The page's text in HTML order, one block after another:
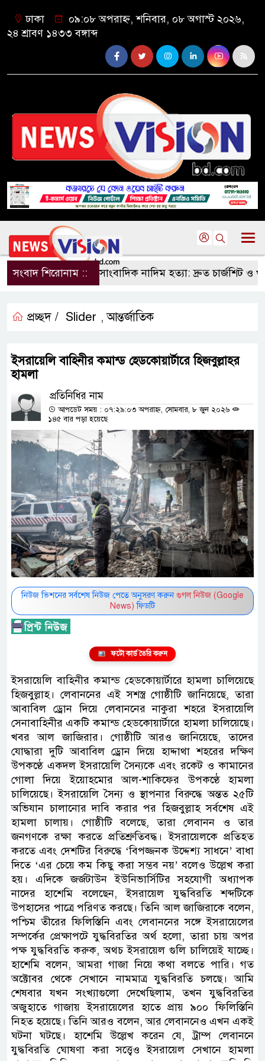
ঢাকা
০৯:০৮ অপরাহ্ন, শনিবার, ০৮ অগাস্ট ২০২৬,
২৪ শ্রাবণ ১৪৩৩ বঙ্গাব্দ
সংবাদ শিরোনাম ::সাংবাদিক নাদিম হত্যা: দ্রুত চার্জশিট ও
প্রচ্ছদ / Slider ,আন্তর্জাতিক
ইসরায়েলি বাহিনীর কমান্ড হেডকোয়ার্টারে হিজবুল্লাহর
হামলা
প্রতিনিধির নাম
আপডেট সময় : ০৭:২৯:০৩ অপরাহ্ন, সোমবার, ৮ জুন ২০২৬
১৪৫ বার পড়া হয়েছে
নিউজ ভিশনের সর্বশেষ নিউজ পেতে অনুসরণ করুন গুগল নিউজ (Google
News) ফিডটি
ফটো কার্ড তৈরি করুন
ইসরায়েলি বাহিনীর কমান্ড হেডকোয়ার্টারে হামলা চালিয়েছে
হিজবুল্লাহ। লেবাননের এই সশস্ত্র গোষ্ঠীটি জানিয়েছে, তারা
আবাবিল ড্রোন দিয়ে লেবাননের নাকুরা শহরে ইসরায়েলি
সেনাবাহিনীর একটি কমান্ড হেডকোয়ার্টারে হামলা চালিয়েছে।
খবর আল জাজিরার। গোষ্ঠীটি আরও জানিয়েছে, তাদের
যোদ্ধারা দুটি আবাবিল ড্রোন দিয়ে হাদ্দাথা শহরের দক্ষিণ
উপকণ্ঠে একদল ইসরায়েলি সৈন্যকে এবং রকেট ও কামানের
গোলা দিয়ে ইয়োহমোর আল-শাকিফের উপকণ্ঠে হামলা
চালিয়েছে। ইসরায়েলি সৈন্য ও স্থাপনার বিরুদ্ধে অন্তত ২৫টি
অভিযান চালানোর দাবি করার পর হিজবুল্লাহ সর্বশেষ এই
হামলা চালায়। গোষ্ঠীটি বলেছে, তারা লেবানন ও তার
জনগণকে রক্ষা করতে প্রতিশ্রুতিবদ্ধ। ইসরায়েলকে প্রতিহত
করতে এবং দেশটির বিরুদ্ধে ‘বিপজ্জনক উদ্দেশ্য সাধনে’ বাধা
দিতে ‘এর চেয়ে কম কিছু করা সম্ভব নয়’ বলেও উল্লেখ করা
হয়। এদিকে জর্জটাউন ইউনিভার্সিটির সহযোগী অধ্যাপক
নাদের হাশেমি বলেছেন, ইসরায়েল যুদ্ধবিরতি শব্দটিকে
উপহাসের পাত্রে পরিণত করছে। তিনি আল জাজিরাকে বলেন,
পশ্চিম তীরের ফিলিস্তিনি এবং লেবাননের সঙ্গে ইসরায়েলের
সম্পর্কের প্রেক্ষাপটে যুদ্ধবিরতির অর্থ হলো, তারা চায় অপর
পক্ষ যুদ্ধবিরতি করুক, অথচ ইসরায়েল গুলি চালিয়েই যাচ্ছে।
হাশেমি বলেন, আমরা গাজা নিয়ে কথা বলতে পারি। গত
অক্টোবর থেকে সেখানে নামমাত্র যুদ্ধবিরতি চলছে। আমি
শেষবার যখন সংখ্যাগুলো দেখেছিলাম, তখন যুদ্ধবিরতির
অজুহাতে গাজায় ইসরায়েলের হাতে প্রায় ৯০০ ফিলিস্তিনি
নিহত হয়েছে। তিনি আরও বলেন, আর লেবাননেও এখন একই
ঘটনা ঘটছে। হাশেমি উল্লেখ করেন যে, ট্রাম্প লেবাননে
যুদ্ধবিরতি ঘোষণা করা সত্ত্বেও ইসরায়েল সেখানে হামলা